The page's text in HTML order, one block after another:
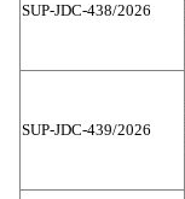
SUP-JDC-438/2026
SUP-JDC-439/2026